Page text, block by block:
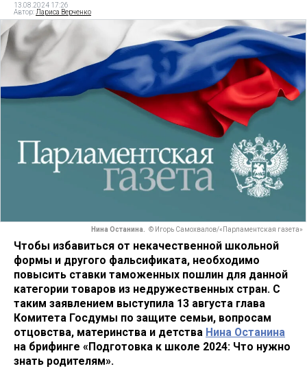
13.08.2024 17:26
Автор: Лариса Верченко
Нина Останина. © Игорь Самохвалов/«Парламентская газета»
Чтобы избавиться от некачественной школьной
формы и другого фальсификата, необходимо
повысить ставки таможенных пошлин для данной
категории товаров из недружественных стран. С
таким заявлением выступила 13 августа глава
Комитета Госдумы по защите семьи, вопросам
отцовства, материнства и детства Нина Останина
на брифинге «Подготовка к школе 2024: Что нужно
знать родителям».